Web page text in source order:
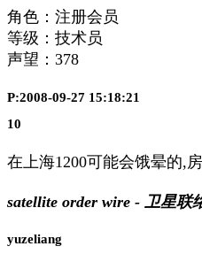
角色：注册会员
等级：技术员
声望： 378
P:2008-09-27 15:18:21
10
在上海1200可能会饿晕的,
satellite order wire - 卫星联
yuzeliang